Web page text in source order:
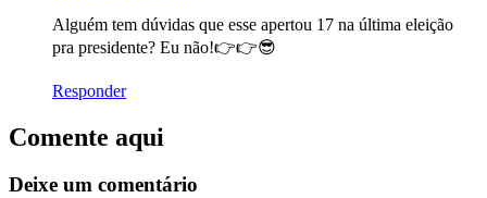
Alguém tem dúvidas que esse apertou 17 na última eleição
pra presidente? Eu não!👉👉😎
Responder
Comente aqui
Deixe um comentário